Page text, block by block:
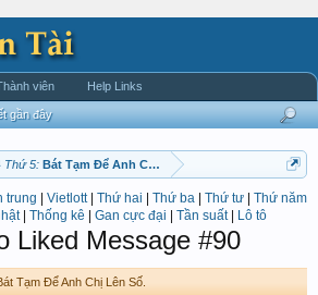
Thứ 5: Bát Tạm Để Anh Chị Lên Số.
trung Vietlott| Thứ hai Thứ ba Thứ tư
Thứ năm
| Thống kê Gan cực đại Tần suất| Lô tô
Liked Message #90
Tạm Để Anh Chị Lên Số.
gần đây
viên Help Links